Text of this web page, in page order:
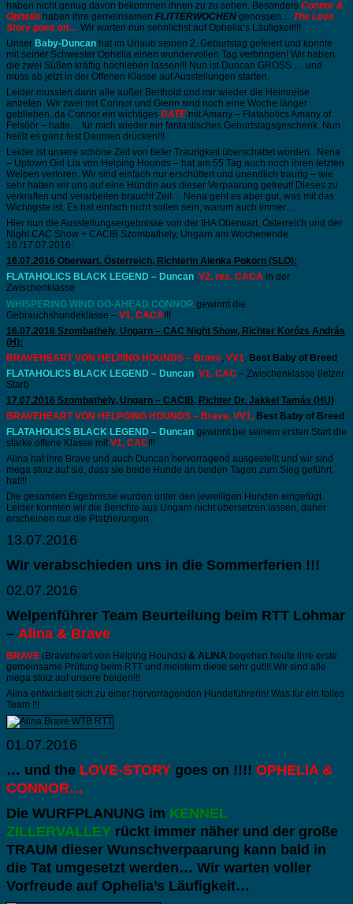
haben nicht genug davon bekommen ihnen zu zu sehen. Besonders Connor &
Ophelia haben ihre gemeinsamen FLITTERWOCHEN genossen… The Love
Story goes on… Wir warten nun sehnlichst auf Ophelia’s Läufigkeit!!!
Unser Baby-Duncan hat im Urlaub seinen 2. Geburtstag gefeiert und konnte
mit seiner Schwester Ophelia einen wundervollen Tag verbringen! Wir haben
die zwei Süßen kräftig hochleben lassen!!! Nun ist Duncan GROSS … und
muss ab jetzt in der Offenen Klasse auf Ausstellungen starten.
Leider mussten dann alle außer Berthold und mir wieder die Heimreise
antreten. Wir zwei mit Connor und Glenn sind noch eine Woche länger
geblieben, da Connor ein wichtiges DATE mit Amany – Flataholics Amany of
Felsöör – hatte… für mich wieder ein fantastisches Geburtstagsgeschenk. Nun
heißt es ganz fest Daumen drücken!!!
Leider ist unsere schöne Zeit von tiefer Traurigkeit überschattet worden. Nena
– Uptown Girl Lia von Helping Hounds – hat am 55 Tag auch noch ihren letzten
Welpen verloren. Wir sind einfach nur erschüttert und unendlich traurig – wie
sehr hatten wir uns auf eine Hündin aus dieser Verpaarung gefreut! Dieses zu
verkraften und verarbeiten braucht Zeit… Nena geht es aber gut, was mit das
Wichtigste ist. Es hat einfach nicht sollen sein, warum auch immer…
Hier nun die Ausstellungsergebnisse von der IHA Oberwart, Österreich und der
Night CAC Show + CACIB Szombathely, Ungarn am Wochenende
16./17.07.2016:
16.07.2016 Oberwart. Österreich, Richterin Alenka Pokorn (SLO):
FLATAHOLICS BLACK LEGEND – Duncan, V2, res. CACA in der
Zwischenklasse
WHISPERING WIND GO-AHEAD CONNOR gewinnt die
Gebrauchshundeklasse – V1, CACA!!!
16.07.2016 Szombathely, Ungarn – CAC Night Show, Richter Korózs András
(H):
BRAVEHEART VON HELPING HOUNDS – Brave VV1 Best Baby of Breed
FLATAHOLICS BLACK LEGEND – Duncan V1, CAC – Zwischenklasse (letzer
Start)
17.07.2016 Szombathely, Ungarn – CACIB, Richter Dr. Jakkel Tamás (HU)
BRAVEHEART VON HELPGING HOUNDS – Brave, VV1, Best Baby of Breed
FLATAHOLICS BLACK LEGEND – Duncan gewinnt bei seinem ersten Start die
starke offene Klasse mit V1, CAC!!!
Alina hat ihre Brave und auch Duncan hervorragend ausgestellt und wir sind
mega stolz auf sie, dass sie beide Hunde an beiden Tagen zum Sieg geführt
hat!!!
Die gesamten Ergebnisse wurden unter den jeweiligen Hunden eingefügt.
Leider konnten wir die Berichte aus Ungarn nicht übersetzen lassen, daher
erscheinen nur die Platzierungen.
13.07.2016
Wir verabschieden uns in die Sommerferien !!!
02.07.2016
Welpenführer Team Beurteilung beim RTT Lohmar
– Alina & Brave
BRAVE (Braveheart von Helping Hounds) & ALINA begehen heute ihre erste
gemeinsame Prüfung beim RTT und meistern diese sehr gut!!! Wir sind alle
mega stolz auf unsere beiden!!!
Alina entwickelt sich zu einer hervorragenden Hundeführerin! Was für ein tolles
Team !!!
01.07.2016
… und the LOVE-STORY goes on !!!! OPHELIA &
CONNOR…
Die WURFPLANUNG im KENNEL
ZILLERVALLEY rückt immer näher und der große
TRAUM dieser Wunschverpaarung kann bald in
die Tat umgesetzt werden… Wir warten voller
Vorfreude auf Ophelia’s Läufigkeit…